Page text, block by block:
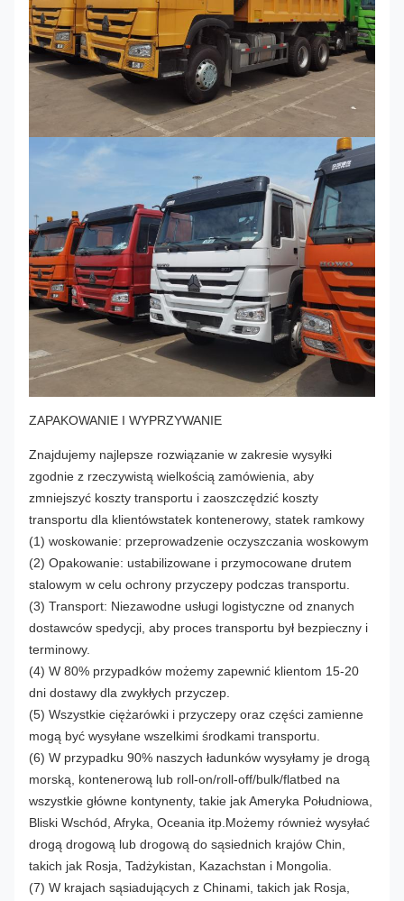
ZAPAKOWANIE I WYPRZYWANIE
Znajdujemy najlepsze rozwiązanie w zakresie wysyłki
zgodnie z rzeczywistą wielkością zamówienia, aby
zmniejszyć koszty transportu i zaoszczędzić koszty
transportu dla klientówstatek kontenerowy, statek ramkowy
(1) woskowanie: przeprowadzenie oczyszczania woskowym
(2) Opakowanie: ustabilizowane i przymocowane drutem
stalowym w celu ochrony przyczepy podczas transportu.
(3) Transport: Niezawodne usługi logistyczne od znanych
dostawców spedycji, aby proces transportu był bezpieczny i
terminowy.
(4) W 80% przypadków możemy zapewnić klientom 15-20
dni dostawy dla zwykłych przyczep.
(5) Wszystkie ciężarówki i przyczepy oraz części zamienne
mogą być wysyłane wszelkimi środkami transportu.
(6) W przypadku 90% naszych ładunków wysyłamy je drogą
morską, kontenerową lub roll-on/roll-off/bulk/flatbed na
wszystkie główne kontynenty, takie jak Ameryka Południowa,
Bliski Wschód, Afryka, Oceania itp.Możemy również wysyłać
drogą drogową lub drogową do sąsiednich krajów Chin,
takich jak Rosja, Tadżykistan, Kazachstan i Mongolia.
(7) W krajach sąsiadujących z Chinami, takich jak Rosja,